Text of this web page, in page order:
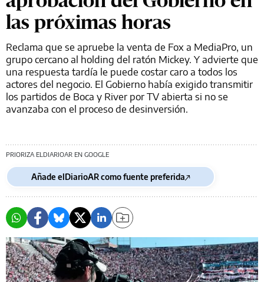
las próximas horas
Reclama que se apruebe la venta de Fox a MediaPro, un
grupo cercano al holding del ratón Mickey. Y advierte que
una respuesta tardía le puede costar caro a todos los
actores del negocio. El Gobierno había exigido transmitir
los partidos de Boca y River por TV abierta si no se
avanzaba con el proceso de desinversión.
PRIORIZA ELDIARIOAR EN GOOGLE
Añade elDiarioAR como fuente preferida